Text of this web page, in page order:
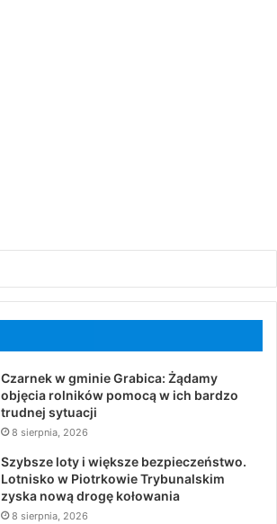
Czarnek w gminie Grabica: Żądamy
objęcia rolników pomocą w ich bardzo
trudnej sytuacji
8 sierpnia, 2026
Szybsze loty i większe bezpieczeństwo.
Lotnisko w Piotrkowie Trybunalskim
zyska nową drogę kołowania
8 sierpnia, 2026